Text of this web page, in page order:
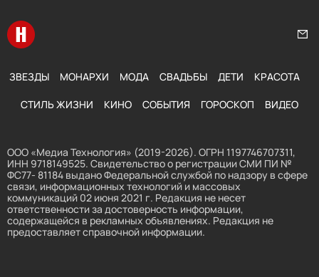
Перейти на главную
ЗВЕЗДЫ МОНАРХИ МОДА СВАДЬБЫ ДЕТИ КРАСОТА
СТИЛЬ ЖИЗНИ КИНО СОБЫТИЯ ГОРОСКОП ВИДЕО
ООО «Медиа Технология» (2019-2026). ОГРН 1197746707311,
ИНН 9718149525. Свидетельство о регистрации СМИ ПИ №
ФС77- 81184 выдано Федеральной службой по надзору в сфере
связи, информационных технологий и массовых
коммуникаций 02 июня 2021 г. Редакция не несет
ответственности за достоверность информации,
содержащейся в рекламных объявлениях. Редакция не
предоставляет справочной информации.